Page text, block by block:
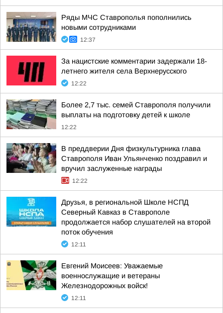
Ряды МЧС Ставрополья пополнились
новыми сотрудниками
12:37
За нацистские комментарии задержали 18-
летнего жителя села Верхнерусского
12:22
Более 2,7 тыс. семей Ставрополя получили
выплаты на подготовку детей к школе
12:22
В преддверии Дня физкультурника глава
Ставрополя Иван Ульянченко поздравил и
вручил заслуженные награды
12:22
Друзья, в региональной Школе НСПД
Северный Кавказ в Ставрополе
продолжается набор слушателей на второй
поток обучения
12:11
Евгений Моисеев: Уважаемые
военнослужащие и ветераны
Железнодорожных войск!
12:11